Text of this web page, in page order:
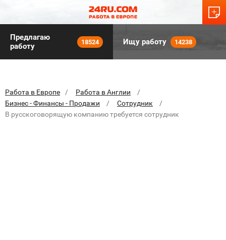
Предлагаю
работу
18524 Ищу работу 14238
Работа в Европе
Работа в Англии
Бизнес - Финансы - Продажи
Сотрудник
В русскоговорящую компанию требуется сотрудник